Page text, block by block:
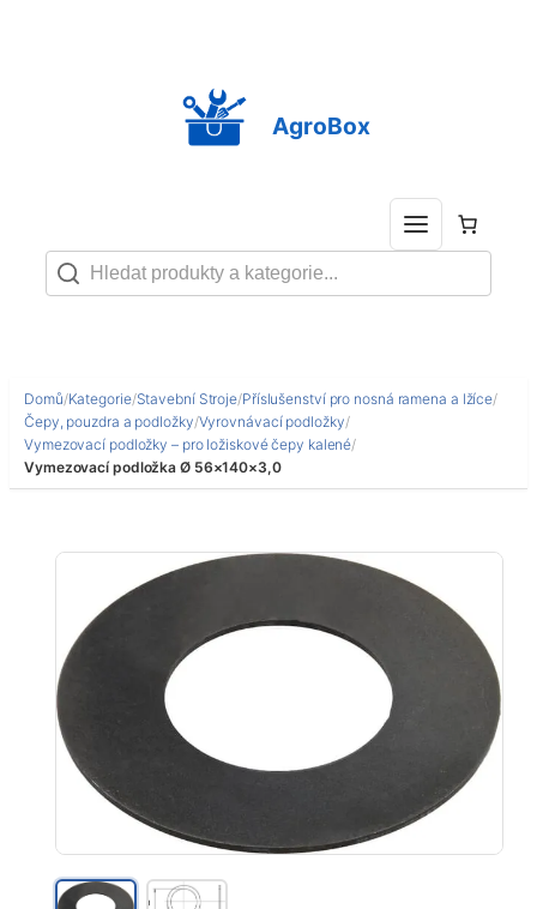
AgroBox
Domů/Kategorie/Stavební Stroje/Příslušenství pro nosná ramena a lžíce/
Čepy, pouzdra a podložky/Vyrovnávací podložky/
Vymezovací podložky – pro ložiskové čepy kalené/
Vymezovací podložka Ø 56×140×3,0